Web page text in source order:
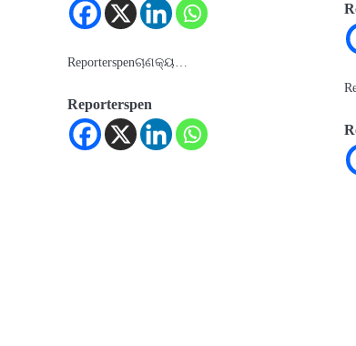
Reporterspenଚାଣକ୍ୟ…
Reporterspen